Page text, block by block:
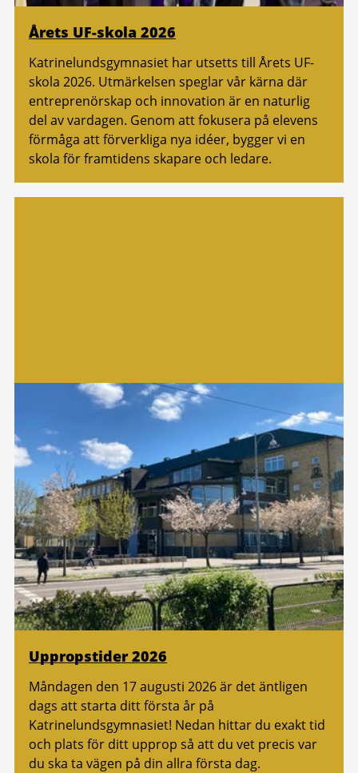
Årets UF-skola 2026
Katrinelundsgymnasiet har utsetts till Årets UF-
skola 2026. Utmärkelsen speglar vår kärna där
entreprenörskap och innovation är en naturlig
del av vardagen. Genom att fokusera på elevens
förmåga att förverkliga nya idéer, bygger vi en
skola för framtidens skapare och ledare.
Uppropstider 2026
Måndagen den 17 augusti 2026 är det äntligen
dags att starta ditt första år på
Katrinelundsgymnasiet! Nedan hittar du exakt tid
och plats för ditt upprop så att du vet precis var
du ska ta vägen på din allra första dag.